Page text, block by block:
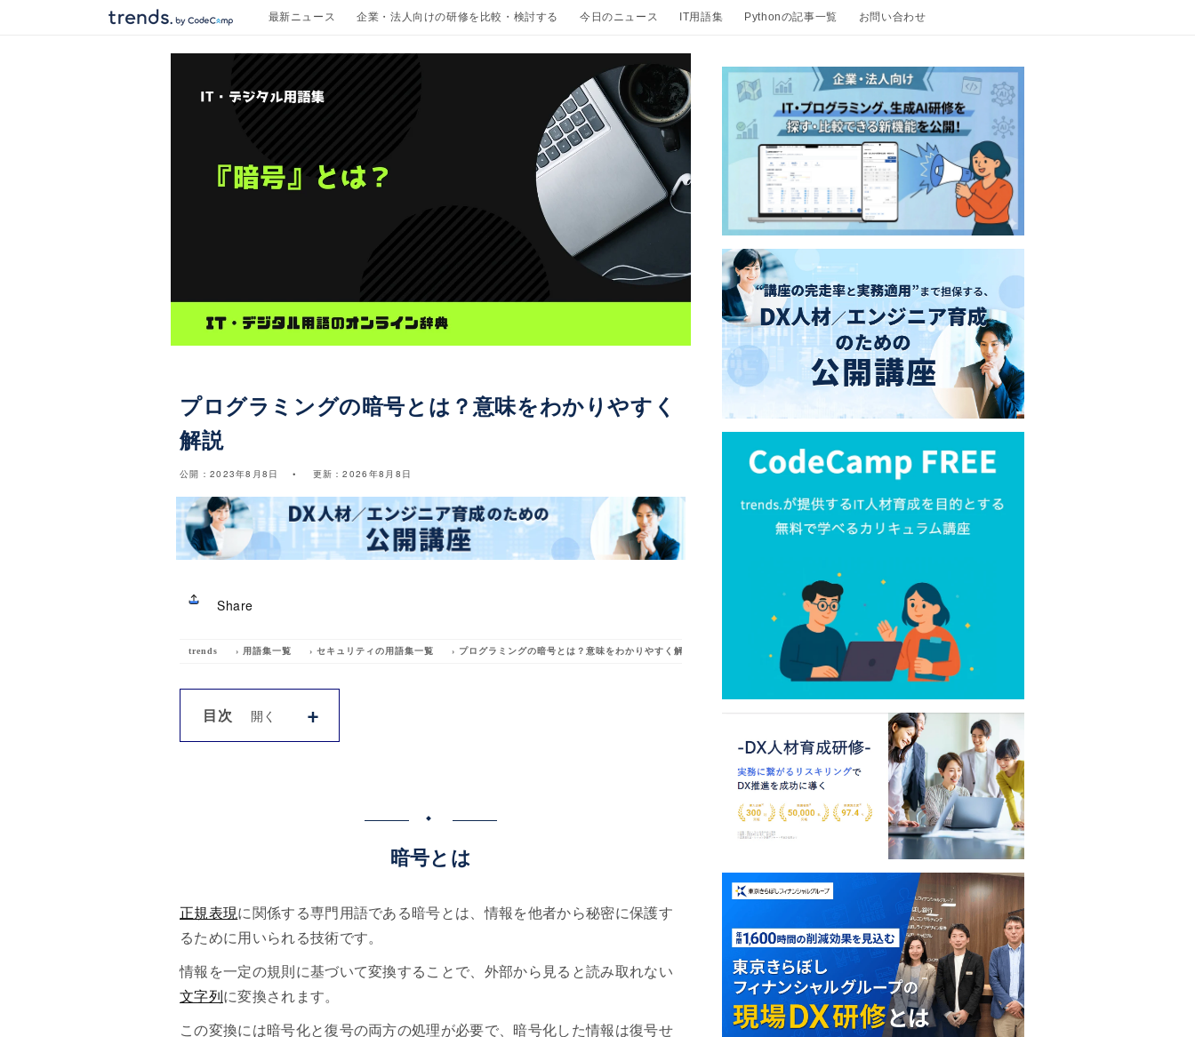
最新ニュース 企業・法人向けの研修を比較・検討する 今日のニュース IT用語集 Pythonの記事一覧 お問い合わせ
プログラミングの暗号とは？意味をわかりやすく
解説
公開： 2023年8月8日 更新：2026年8月8日
Share
trends › 用語集一覧 › セキュリティの用語集一覧 › プログラミングの暗号とは？意味をわかりやすく解説
目次
暗号とは
正規表現に関係する専門用語である暗号とは、情報を他者から秘密に保護す
るために用いられる技術です。
情報を一定の規則に基づいて変換することで、外部から見ると読み取れない
文字列 に変換されます。
この変換には暗号化と復号の両方の処理が必要で、暗号化した情報は復号せ